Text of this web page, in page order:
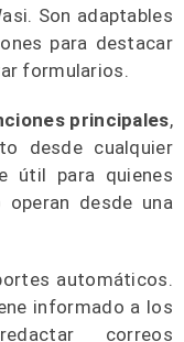
Son adaptables
para destacar
formularios.
principales,
desde cualquier
útil para quienes
desde una
automáticos.
informado a los
correos